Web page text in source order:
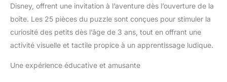
imaginations. Utilisation
polyvalente : parfait pour
chambres à coucher, ou
comme tapis de sol
Disney, offrent une invitation à l’aventure dès l’ouverture de la
boîte. Les 25 pièces du puzzle sont conçues pour stimuler la
curiosité des petits dès l’âge de 3 ans, tout en offrant une
activité visuelle et tactile propice à un apprentissage ludique.
Une expérience éducative et amusante